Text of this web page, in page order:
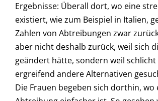
Ergebnisse: Überall dort, wo eine
existiert, wie zum Beispiel in Italien,
Zahlen von Abtreibungen zwar
aber nicht deshalb zurück, weil sich
geändert hätte, sondern weil schlicht
ergreifend andere Alternativen
Die Frauen begeben sich dorthin, wo